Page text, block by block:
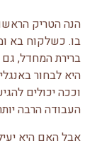
הנה הטריק
בו. כשלקוח בא
ברירת המחדל,
היא לבחור
וככה יכולים
העבודה הרבה
אבל האם היא